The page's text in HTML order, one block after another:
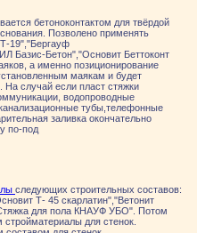
бетоноконтактом для твёрдой
Позволено применять
19","Бергауф
Базис-Бетон","Основит Беттоконт
а именно позиционирование
маякам и будет
На случай если пласт стяжки
водопроводные
тубы,телефонные
заливка окончательно
по-под
следующих строительных составов:
Т- 45 скарлатин","Ветонит
для пола КНАУФ УБО". Потом
для стенок.